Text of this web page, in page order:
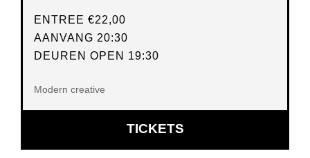
ENTREE €22,00
AANVANG 20:30
DEUREN OPEN 19:30
Modern creative
TICKETSOPENT
IN